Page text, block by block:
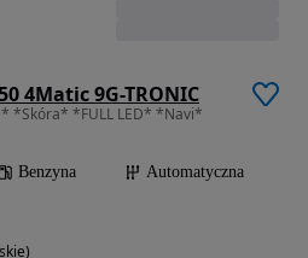
4Matic 9G-TRONIC
*Skóra* *FULL LED* *Navi*
Benzyna
Automatyczna